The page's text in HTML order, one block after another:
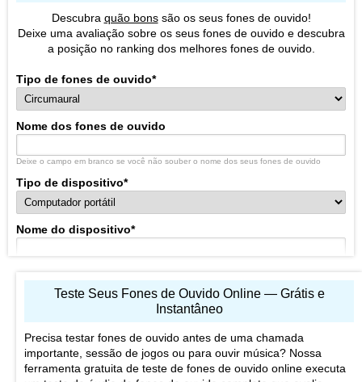
Descubra quão bonssão os seus fones de ouvido!
Deixe uma avaliação sobre os seus fones de ouvido e descubra
a posição no ranking dos melhores fones de ouvido.
Tipo de fones de ouvido*
Nome dos fones de ouvido
Deixe o campo em branco se você não souber o nome dos seus fones de ouvido
Tipo de dispositivo*
Nome do dispositivo*
Vantagens dos seus fones de ouvido *
Teste Seus Fones de Ouvido Online — Grátis e
Instantâneo
Precisa testar fones de ouvido antes de uma chamada
importante, sessão de jogos ou para ouvir música? Nossa
ferramenta gratuita de teste de fones de ouvido online executa